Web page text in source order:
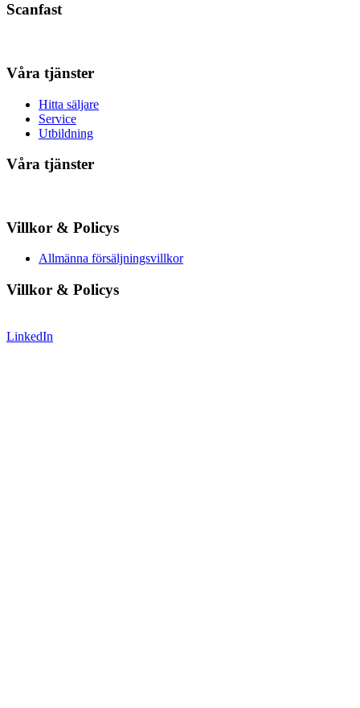
Scanfast
Våra tjänster
Hitta säljare
Service
Utbildning
Våra tjänster
Villkor & Policys
Allmänna försäljningsvillkor
Villkor & Policys
LinkedIn